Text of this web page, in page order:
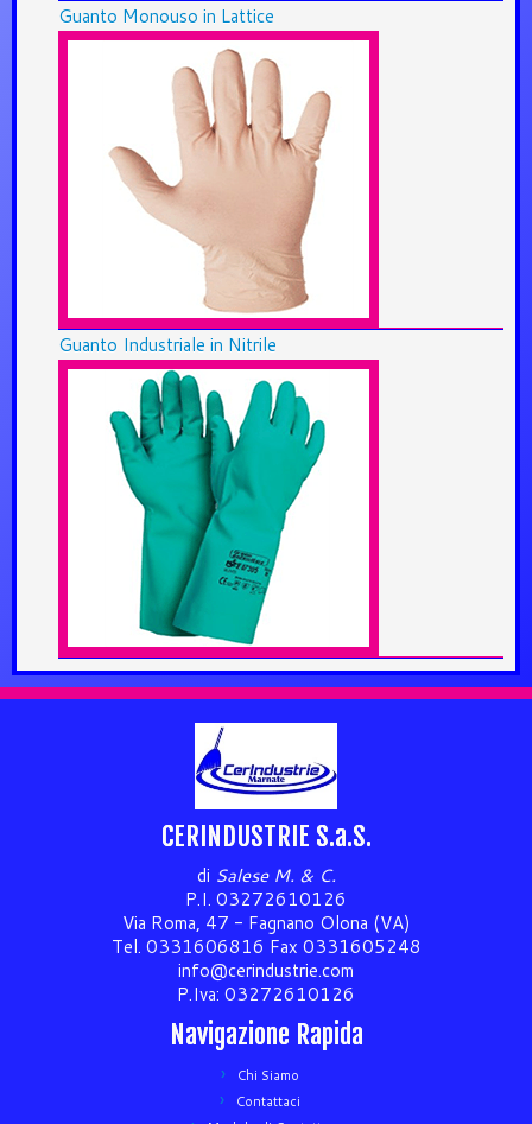
Guanto Monouso in Lattice
Guanto Industriale in Nitrile
CERINDUSTRIE S.a.S.
di Salese M. & C.
P.I. 03272610126
Via Roma, 47 - Fagnano Olona (VA)
Tel. 0331606816 Fax 0331605248
info@cerindustrie.com
P.Iva: 03272610126
Navigazione Rapida
Chi Siamo
Contattaci